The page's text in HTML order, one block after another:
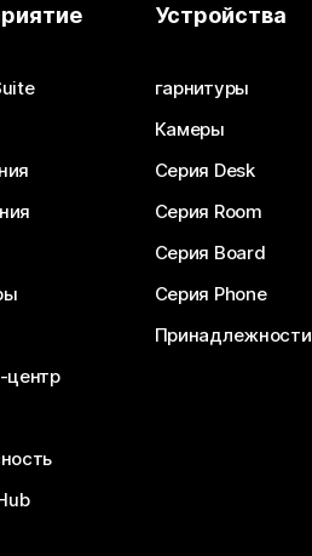
центр
Устройства
гарнитуры
Камеры
Серия Desk
Серия Room
Серия Board
Серия Phone
Принадлежности